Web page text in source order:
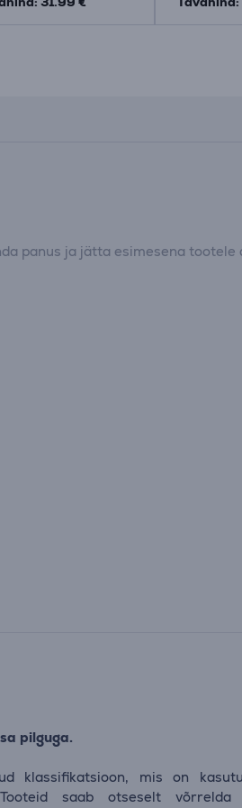
panus ja jätta esimesena tootele
pilguga.
klassifikatsioon, mis on
saab otseselt võrrelda